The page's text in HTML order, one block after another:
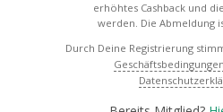
erhöhtes Cashback und
werden. Die Abmeldung
Durch Deine Registrierung
Geschäftsbedingungen